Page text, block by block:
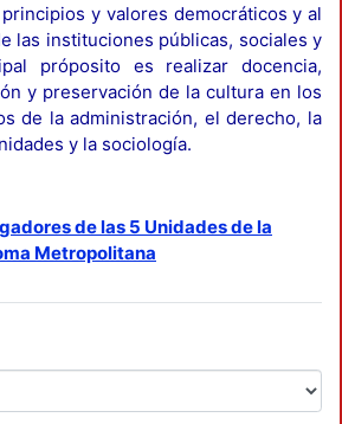
y valores democráticos y al
las instituciones públicas, sociales y
próposito es realizar docencia,
y preservación de la cultura en los
de la administración, el derecho, la
y la sociología.
de las 5 Unidades de la
Metropolitana